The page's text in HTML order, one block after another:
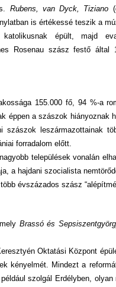
Rubens, van Dyck, Tiziano
is értékessé teszik a
épült, majd
Rosenau szász festő által
155.000 fő, 94 %-a
éppen a szászok
leszármazottainak
forradalom előtt.
települések vonalán
a hajdani szocialista
évszázados szász
Brassó és
Oktatási Központ
kényelmét. Mindezt a
szolgál Erdélyben,